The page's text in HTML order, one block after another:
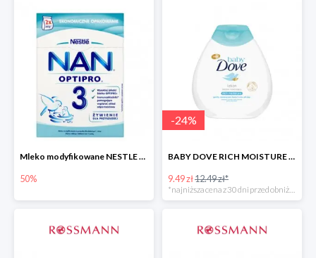
Mleko modyfikowane NESTLE NAN OPTIPRO 3 -50%
50%
-24%
BABY DOVE RICH MOISTURE balsam nawilżający
9.49 zł12.49 zł*